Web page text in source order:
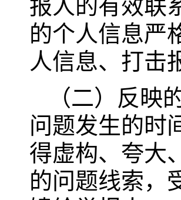
报人的有效联
的个人信息严
人信息、打击
（二）反映
问题发生的时
得虚构、夸大
的问题线索，